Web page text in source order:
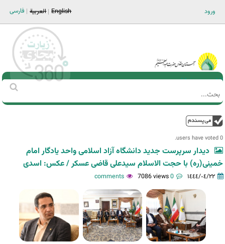
ورود فارسی العربية English
Main men-AR
استمارة
‏
0 users have voted.
دیدار سرپرست جدید دانشگاه آزاد اسلامی واحد یادگار امام
خمینی(ره) با حجت الاسلام سیدعلی قاضی عسکر / عکس: اسدی
١٤٤٤/٠٤/٢٢ 0 comments
7086 views